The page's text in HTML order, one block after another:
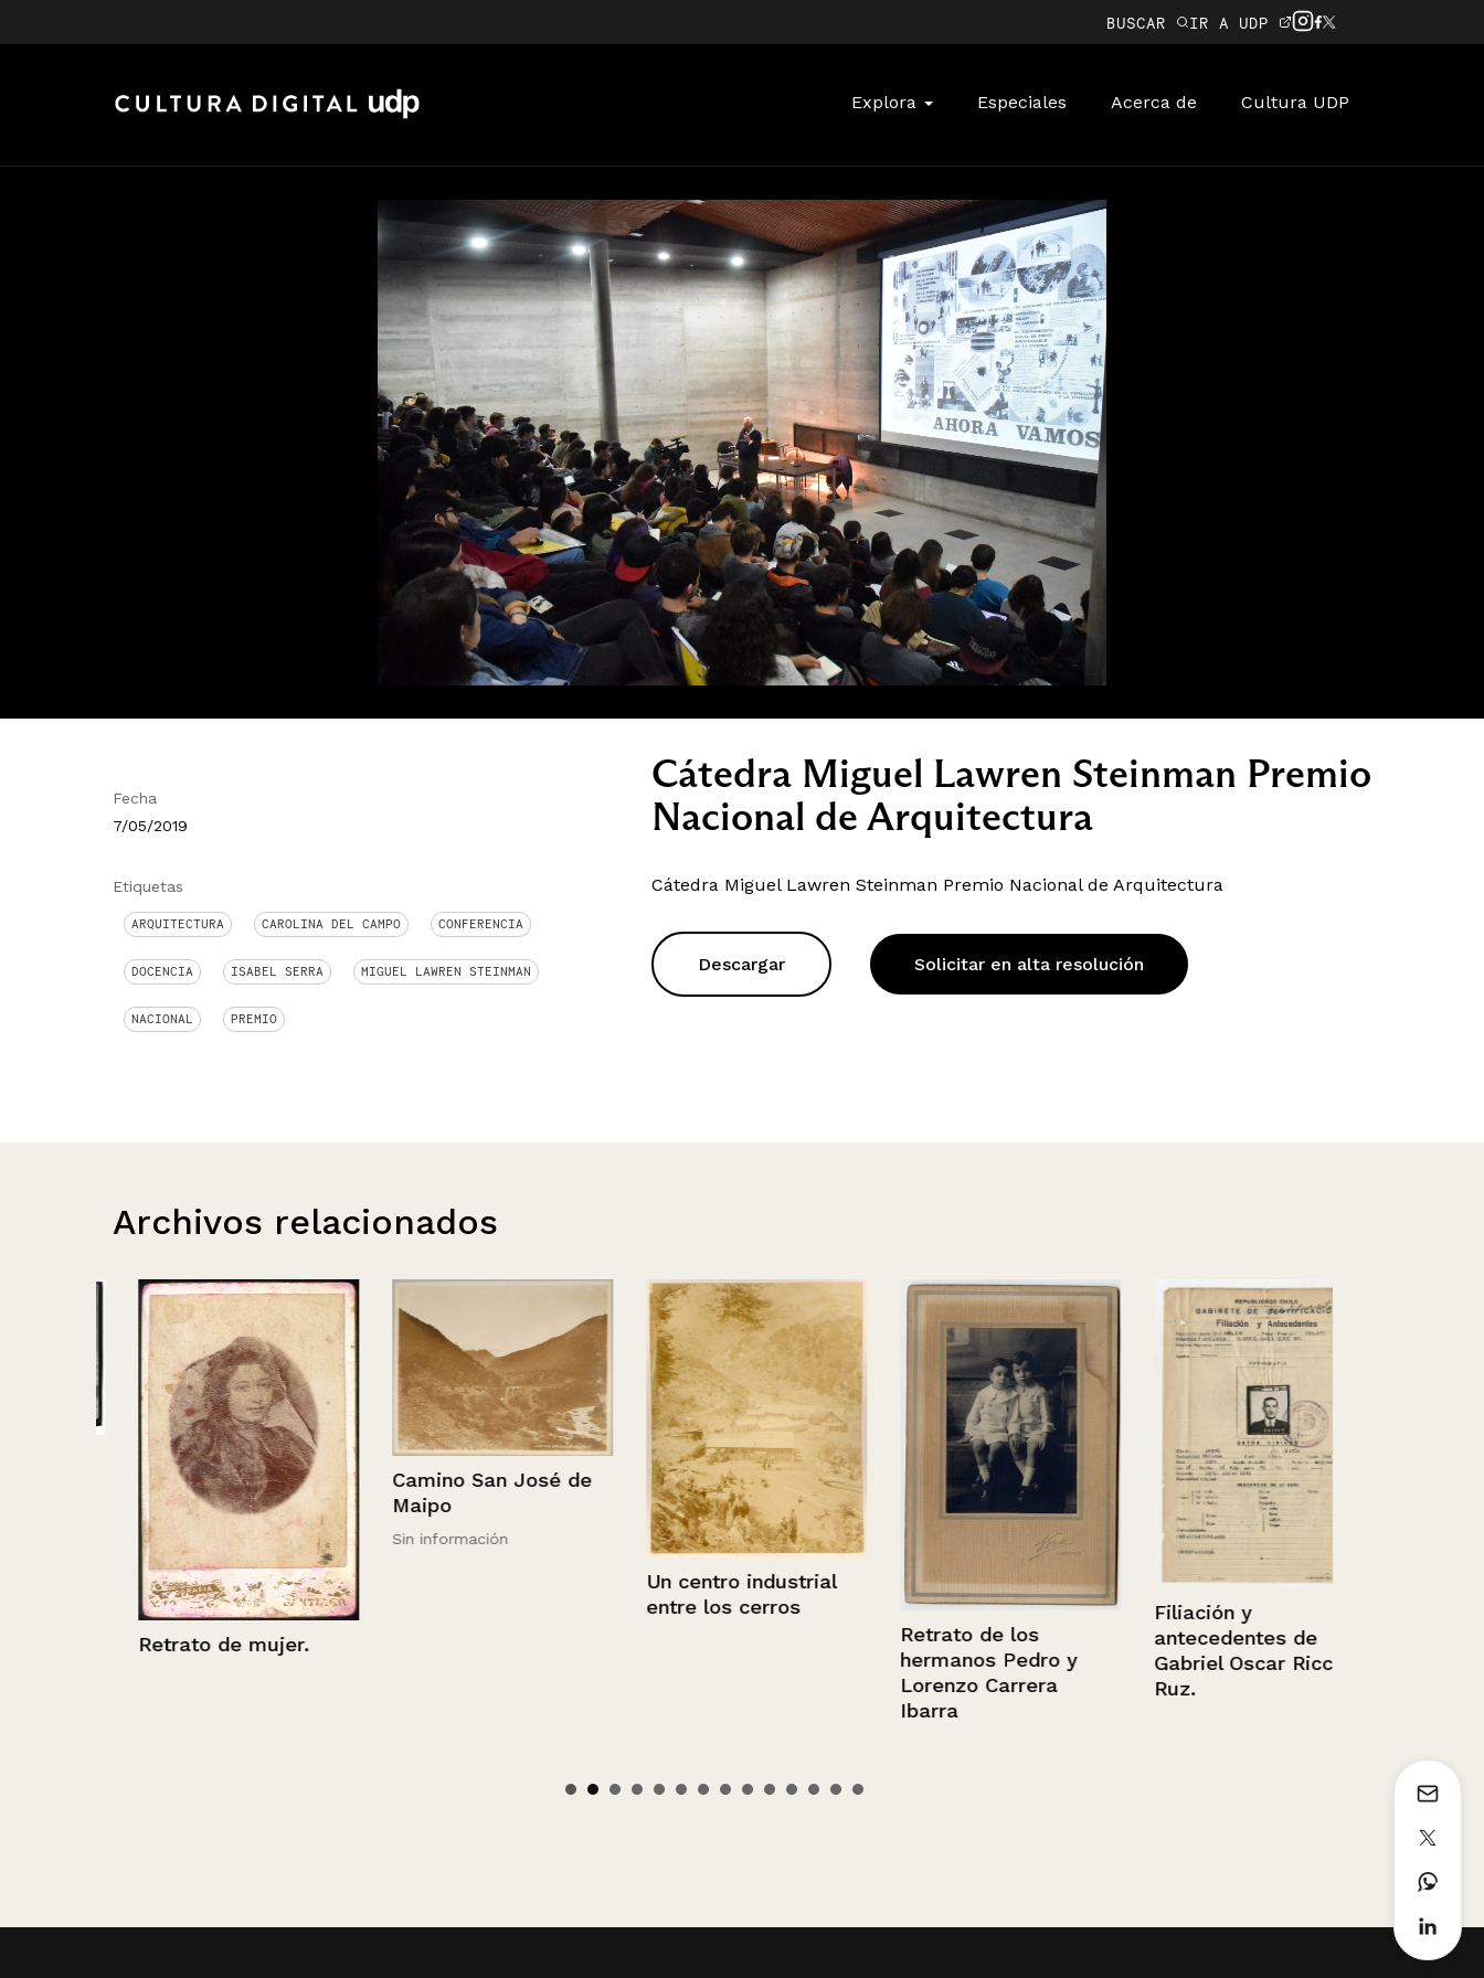
BUSCAR IR A UDP
Explora Especiales Acerca de Cultura UDP
Fecha
7/05/2019
Etiquetas
ARQUITECTURA CAROLINA DEL CAMPO CONFERENCIA
DOCENCIA ISABEL SERRA MIGUEL LAWREN STEINMAN
NACIONAL PREMIO
Cátedra Miguel Lawren Steinman Premio
Nacional de Arquitectura
Cátedra Miguel Lawren Steinman Premio Nacional de Arquitectura
Descargar Solicitar en alta resolución
Archivos relacionados
Retrato de mujer.
Camino San José de
Maipo
Sin información
Un centro industrial
entre los cerros
Retrato de los
hermanos Pedro y
Lorenzo Carrera
Ibarra
Filiación y
antecedentes de
Gabriel Oscar Ricci